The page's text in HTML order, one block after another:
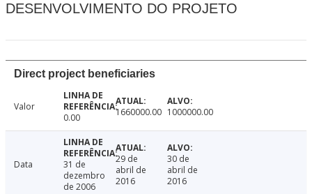
DESENVOLVIMENTO DO PROJETO
Direct project beneficiaries
Valor
0.00
1660000.00 1000000.00
Data
31 de
dezembro
de 2006
29 de
abril de
2016
30 de
abril de
2016